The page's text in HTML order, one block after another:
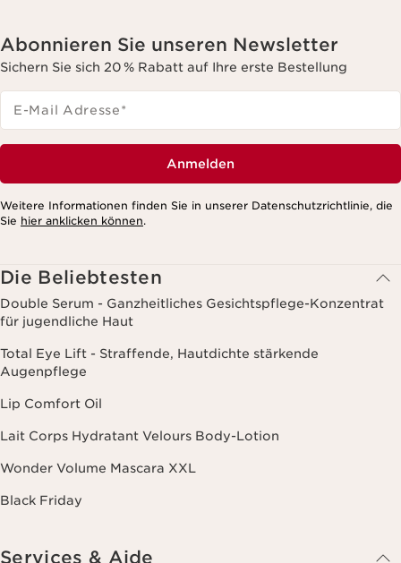
Abonnieren Sie unseren Newsletter
Sichern Sie sich 20 % Rabatt auf Ihre erste Bestellung
E-Mail Adresse*
Anmelden
Weitere Informationen finden Sie in unserer Datenschutzrichtlinie, die
Sie hier anklicken können.
Die Beliebtesten
Double Serum - Ganzheitliches Gesichtspflege-Konzentrat
für jugendliche Haut
Total Eye Lift - Straffende, Hautdichte stärkende
Augenpflege
Lip Comfort Oil
Lait Corps Hydratant Velours Body-Lotion
Wonder Volume Mascara XXL
Black Friday
Services & Aide